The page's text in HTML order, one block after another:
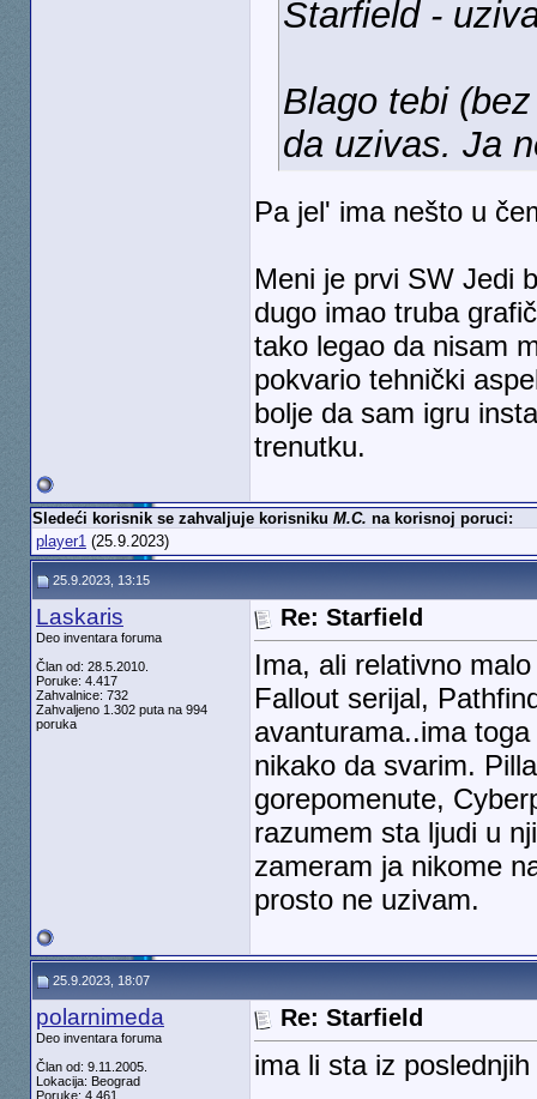
Starfield -
Blago tebi
da uzivas. Ja
Pa jel' ima nešto u
Meni je prvi SW Jedi
dugo imao truba
tako legao da nisam
pokvario tehnički
bolje da sam igru
trenutku.
Sledeći korisnik se zahvaljuje korisniku M.C. na korisnoj poruci:
player1(25.9.2023)
25.9.2023, 13:15
Laskaris
Deo inventara foruma
Član od: 28.5.2010.
Poruke: 4.417
Zahvalnice: 732
Zahvaljeno 1.302 puta na 994
poruka
Re: Starfield
Ima, ali relativno
Fallout serijal,
avanturama..ima
nikako da svarim.
gorepomenute,
razumem sta ljudi u
zameram ja nikome
prosto ne uzivam.
25.9.2023, 18:07
polarnimeda
Deo inventara foruma
Član od: 9.11.2005.
Lokacija: Beograd
Poruke: 4.461
Re: Starfield
ima li sta iz